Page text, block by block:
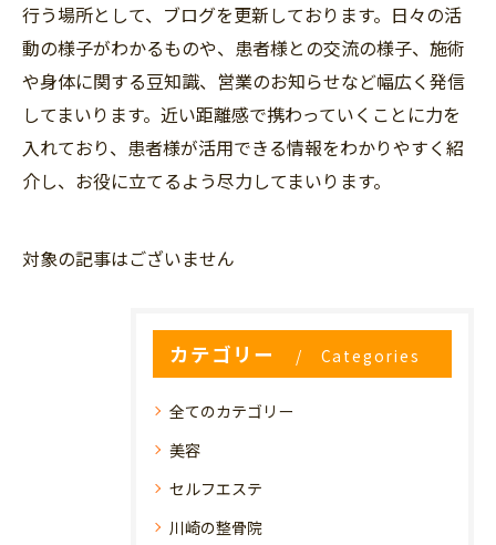
行う場所として、ブログを更新しております。日々の活
動の様子がわかるものや、患者様との交流の様子、施術
や身体に関する豆知識、営業のお知らせなど幅広く発信
してまいります。近い距離感で携わっていくことに力を
入れており、患者様が活用できる情報をわかりやすく紹
介し、お役に立てるよう尽力してまいります。
対象の記事はございません
カテゴリー Categories
全てのカテゴリー
美容
セルフエステ
川崎の整骨院